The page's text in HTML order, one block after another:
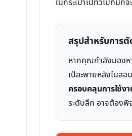
สรุปสำหรับการ
หากคุณกำลังมองห
เป้สะพายหลังไนล
ครอบคลุมการใช้ง
ระดับลึก อาจต้อง